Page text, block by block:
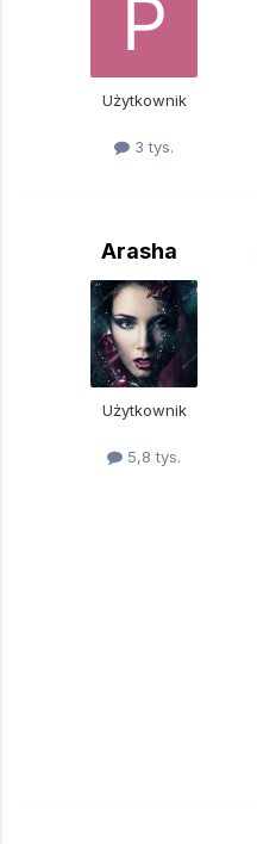
Użytkownik
3 tys.
Arasha
Użytkownik
5,8 tys.